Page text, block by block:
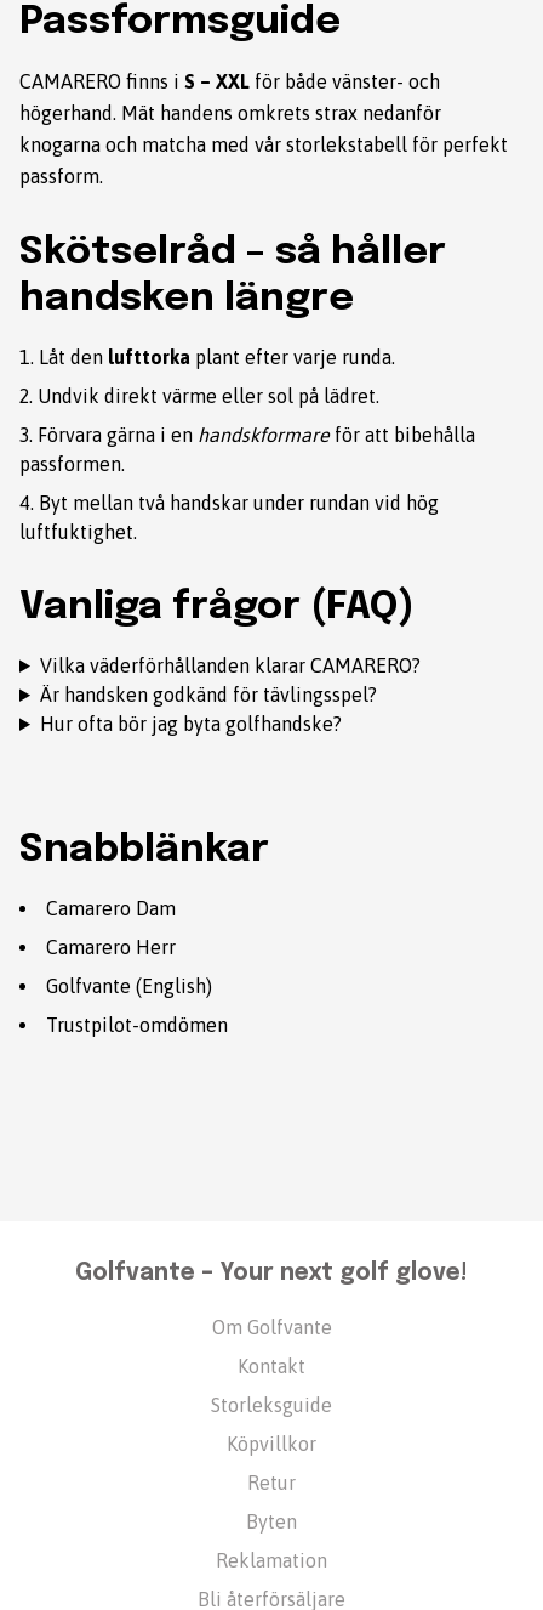
Passformsguide
CAMARERO finns i S – XXL för både vänster- och
högerhand. Mät handens omkrets strax nedanför
knogarna och matcha med vår storlekstabell för perfekt
passform.
Skötselråd – så håller
handsken längre
Låt den lufttorka plant efter varje runda.
Undvik direkt värme eller sol på lädret.
Förvara gärna i en handskformareför att bibehålla
passformen.
Byt mellan två handskar under rundan vid hög
luftfuktighet.
Vanliga frågor (FAQ)
Vilka väderförhållanden klarar CAMARERO?
Är handsken godkänd för tävlingsspel?
Hur ofta bör jag byta golfhandske?
Snabblänkar
Camarero Dam
Camarero Herr
Golfvante (English)
Trustpilot-omdömen
Golfvante – Your next golf glove!
Om Golfvante
Kontakt
Storleksguide
Köpvillkor
Retur
Byten
Reklamation
Bli återförsäljare